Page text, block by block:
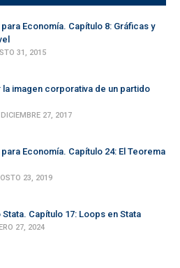
Economía. Capítulo 8: Gráficas y
31, 2015
la imagen corporativa de un partido
27, 2017
Economía. Capítulo 24: El Teorema
23, 2019
Capítulo 17: Loops en Stata
27, 2024